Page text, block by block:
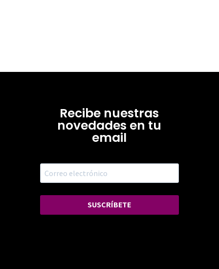
Recibe nuestras
novedades en tu
email
SUSCRÍBETE